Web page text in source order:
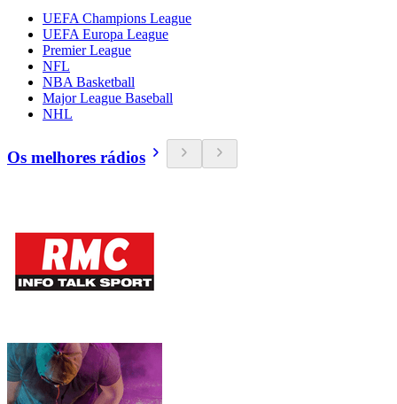
UEFA Champions League
UEFA Europa League
Premier League
NFL
NBA Basketball
Major League Baseball
NHL
Os melhores rádios